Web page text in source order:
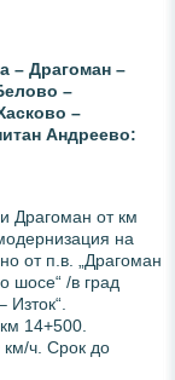
– Драгоман –
–
–
Андреево:
Драгоман от км
на
от п.в. „Драгоман
шосе“ /в град
14+500.
км/ч. Срок до